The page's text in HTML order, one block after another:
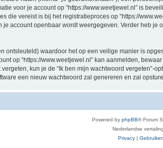
voor je account op “https://www.weetjewel.nl” is
die vereist is bij het registratieproces op “https://
account openbaar wordt weergegeven. Verder heb
ontsleuteld) waardoor het op een veilige manier is
op “https://www.weetjewel.nl” kan aanmelden,
kun je de “Ik ben mijn wachtwoord
een nieuw wachtwoord zal genereren en zal
Powered by phpBB® Forum
Nederlandse
Privacy |